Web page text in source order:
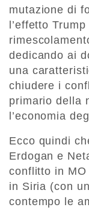
mutazione di
l’effetto
dedicando ai
una
chiudere i
primario della
l’economia
Ecco quindi
Erdogan e
conflitto in MO
in Siria (con
contempo le